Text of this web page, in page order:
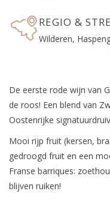
REGIO &
Wilderen,
De eerste rode wijn van
de roos! Een blend van
Oostenrijke
Mooi rijp fruit (kersen,
gedroogd fruit en een
Franse barriques:
blijven ruiken!